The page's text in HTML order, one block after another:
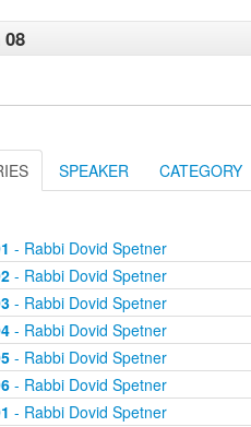
SPEAKER CATEGORY
- Rabbi Dovid Spetner
- Rabbi Dovid Spetner
- Rabbi Dovid Spetner
- Rabbi Dovid Spetner
- Rabbi Dovid Spetner
- Rabbi Dovid Spetner
- Rabbi Dovid Spetner